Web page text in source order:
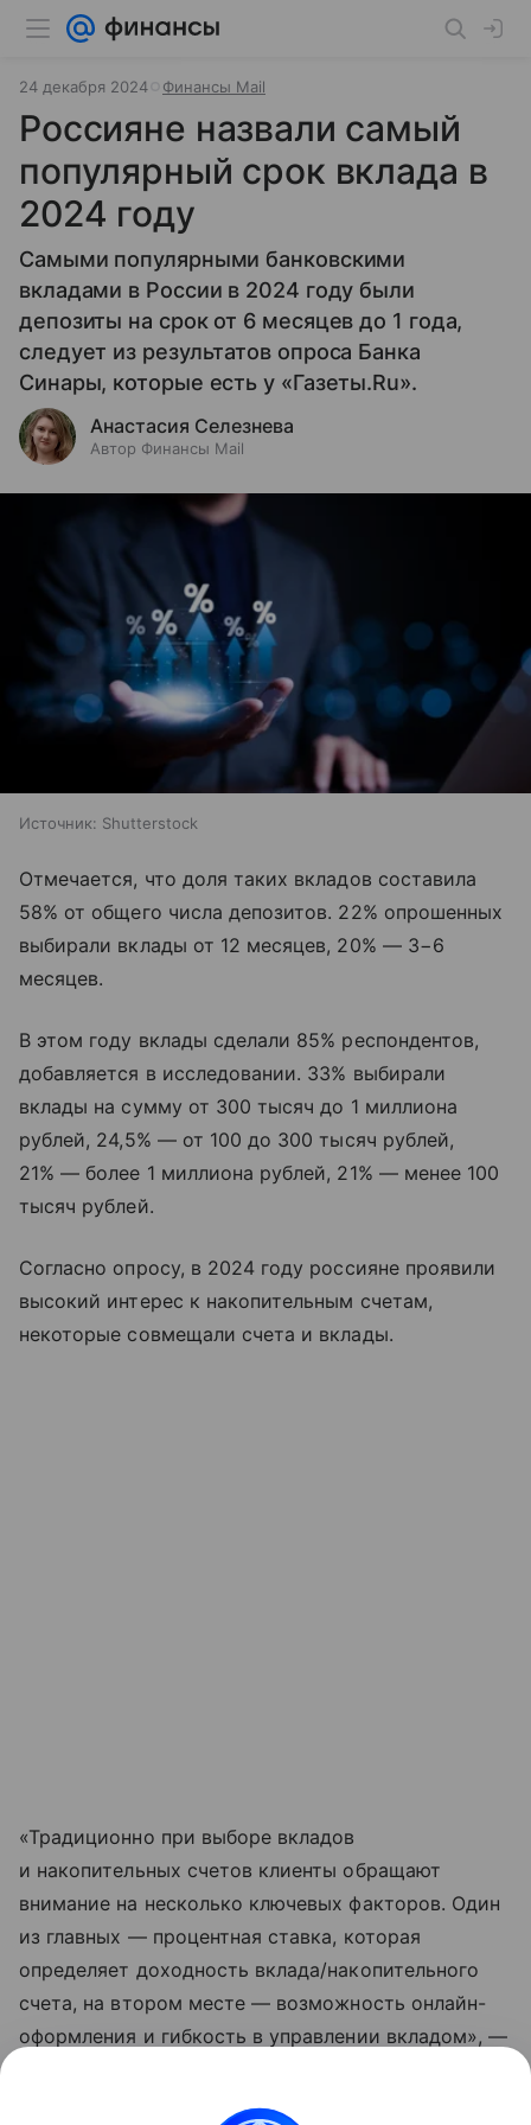
24 декабря 2024 Финансы Mail
Россияне назвали самый
популярный срок вклада в
2024 году
Самыми популярными банковскими
вкладами в России в 2024 году были
депозиты на срок от 6 месяцев до 1 года,
следует из результатов опроса Банка
Синары, которые есть у «Газеты.Ru».
Анастасия Селезнева
Автор Финансы Mail
Источник: Shutterstock
Отмечается, что доля таких вкладов составила
58% от общего числа депозитов. 22% опрошенных
выбирали вклады от 12 месяцев, 20% — 3−6
месяцев.
В этом году вклады сделали 85% респондентов,
добавляется в исследовании. 33% выбирали
вклады на сумму от 300 тысяч до 1 миллиона
рублей, 24,5% — от 100 до 300 тысяч рублей,
21% — более 1 миллиона рублей, 21% — менее 100
тысяч рублей.
Согласно опросу, в 2024 году россияне проявили
высокий интерес к накопительным счетам,
некоторые совмещали счета и вклады.
«Традиционно при выборе вкладов
и накопительных счетов клиенты обращают
внимание на несколько ключевых факторов. Один
из главных — процентная ставка, которая
определяет доходность вклада/накопительного
счета, на втором месте — возможность онлайн-
оформления и гибкость в управлении вкладом», —